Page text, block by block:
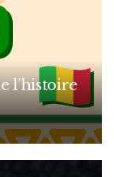
l’histoire